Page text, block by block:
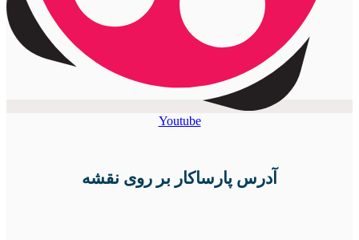
Youtube
آدرس پارساکار بر روی نقشه